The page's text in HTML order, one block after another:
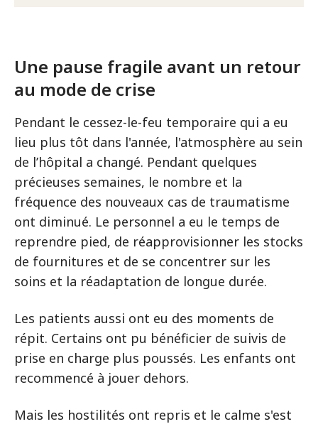
Une pause fragile avant un retour
au mode de crise
Pendant le cessez-le-feu temporaire qui a eu
lieu plus tôt dans l'année, l'atmosphère au sein
de l’hôpital a changé. Pendant quelques
précieuses semaines, le nombre et la
fréquence des nouveaux cas de traumatisme
ont diminué. Le personnel a eu le temps de
reprendre pied, de réapprovisionner les stocks
de fournitures et de se concentrer sur les
soins et la réadaptation de longue durée.
Les patients aussi ont eu des moments de
répit. Certains ont pu bénéficier de suivis de
prise en charge plus poussés. Les enfants ont
recommencé à jouer dehors.
Mais les hostilités ont repris et le calme s'est